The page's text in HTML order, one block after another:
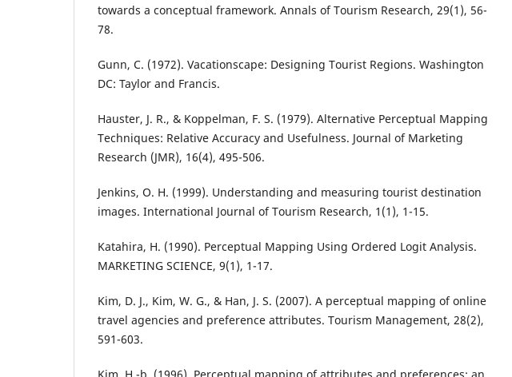
towards a conceptual framework. Annals of Tourism Research, 29(1), 56-
78.
Gunn, C. (1972). Vacationscape: Designing Tourist Regions. Washington
DC: Taylor and Francis.
Hauster, J. R., & Koppelman, F. S. (1979). Alternative Perceptual Mapping
Techniques: Relative Accuracy and Usefulness. Journal of Marketing
Research (JMR), 16(4), 495-506.
Jenkins, O. H. (1999). Understanding and measuring tourist destination
images. International Journal of Tourism Research, 1(1), 1-15.
Katahira, H. (1990). Perceptual Mapping Using Ordered Logit Analysis.
MARKETING SCIENCE, 9(1), 1-17.
Kim, D. J., Kim, W. G., & Han, J. S. (2007). A perceptual mapping of online
travel agencies and preference attributes. Tourism Management, 28(2),
591-603.